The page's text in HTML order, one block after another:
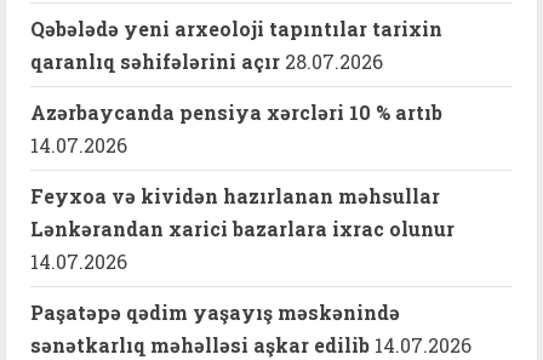
Qəbələdə yeni arxeoloji tapıntılar tarixin
qaranlıq səhifələrini açır 28.07.2026
Azərbaycanda pensiya xərcləri 10 % artıb
14.07.2026
Feyxoa və kividən hazırlanan məhsullar
Lənkərandan xarici bazarlara ixrac olunur
14.07.2026
Paşatəpə qədim yaşayış məskənində
sənətkarlıq məhəlləsi aşkar edilib 14.07.2026